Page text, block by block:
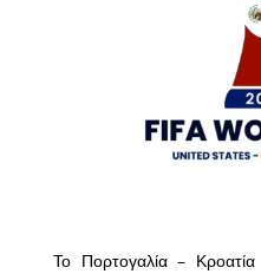
Το Πορτογαλία –